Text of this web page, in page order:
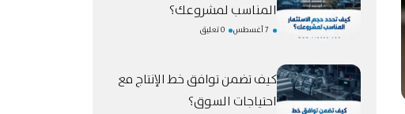
المناسب لمشروعك؟
7 أغسطس 0 تعليق
كيف تضمن توافق خط الإنتاج مع
احتياجات السوق؟